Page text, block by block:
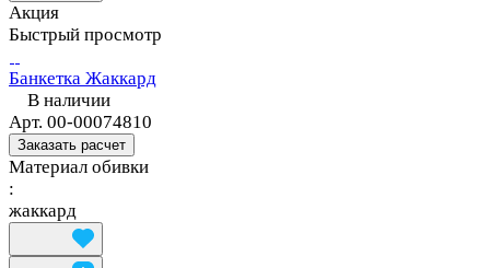
Акция
Быстрый просмотр
Банкетка Жаккард
В наличии
Арт. 00-00074810
Заказать расчет
Материал обивки
:
жаккард